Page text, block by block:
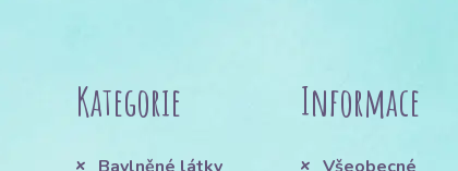
Kategorie Informace